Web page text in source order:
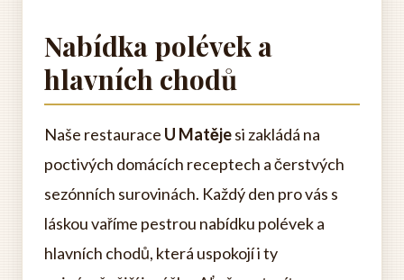
Nabídka polévek a
hlavních chodů
Naše restaurace U Matějesi zakládá na
poctivých domácích receptech a čerstvých
sezónních surovinách. Každý den pro vás s
láskou vaříme pestrou nabídku polévek a
hlavních chodů, která uspokojí i ty